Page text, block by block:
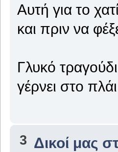
Αυτή για το
και πριν να
Γλυκό
γέρνει στο
3 Δικοί μας